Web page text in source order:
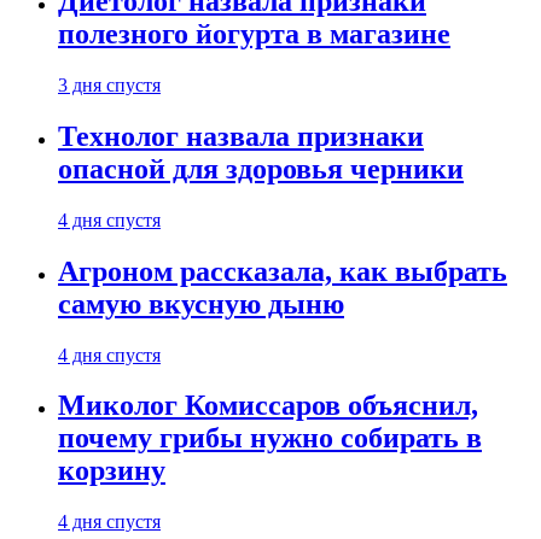
полезного йогурта в магазине
3 дня спустя
Технолог назвала признаки
опасной для здоровья черники
4 дня спустя
Агроном рассказала, как выбрать
самую вкусную дыню
4 дня спустя
Миколог Комиссаров объяснил,
почему грибы нужно собирать в
корзину
4 дня спустя